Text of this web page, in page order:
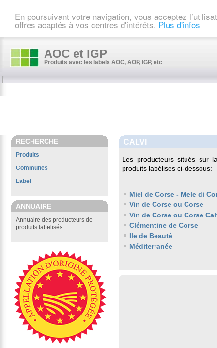
En poursuivant votre navigation, vous acceptez
offres adaptés à vos centres d'intérêts. Plus d'infos
AOC et IGP
Produits avec les labels AOC, AOP, IGP, etc
RECHERCHE
Produits
Communes
Label
ANNUAIRE
Annuaire des producteurs de
produits labelisés
CALVI
Les producteurs situés sur
produits labélisés ci-dessous:
Miel de Corse - Mele di
Vin de Corse ou Corse
Vin de Corse ou Corse
Clémentine de Corse
Ile de Beauté
Méditerranée